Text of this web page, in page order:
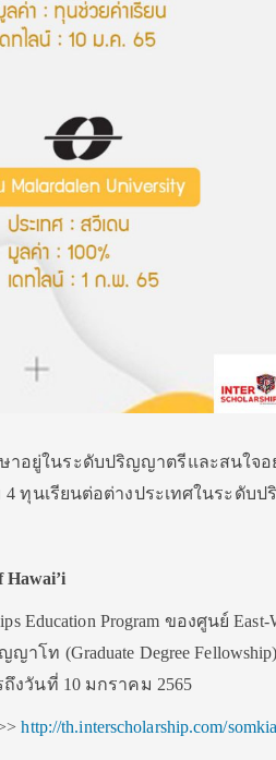
าอยู่ในระดับปริญญาตรีและสนใจ
4 ทุนเรียนต่อต่างประเทศในระดับ
Education Program ของศูนย์
โท (Graduate Degree
งวันที่ 10 มกราคม 2565
http://th.interscholarship.com/